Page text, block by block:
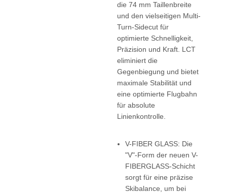
die 74 mm Taillenbreite
und den vielseitigen Multi-
Turn-Sidecut für
optimierte Schnelligkeit,
Präzision und Kraft. LCT
eliminiert die
Gegenbiegung und bietet
maximale Stabilität und
eine optimierte Flugbahn
für absolute
Linienkontrolle.
V-FIBER GLASS: Die
"V"-Form der neuen V-
FIBERGLASS-Schicht
sorgt für eine präzise
Skibalance, um bei